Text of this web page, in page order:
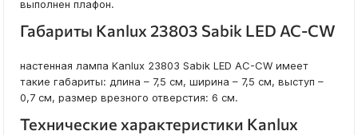
выполнен плафон.
Габариты Kanlux 23803 Sabik LED AC-CW
настенная лампа Kanlux 23803 Sabik LED AC-CW имеет
такие габариты: длина – 7,5 см, ширина – 7,5 см, выступ –
0,7 см, размер врезного отверстия: 6 см.
Технические характеристики Kanlux